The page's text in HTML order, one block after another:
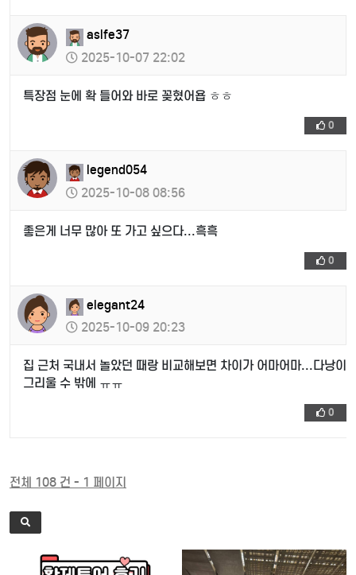
aslfe37
2025-10-07 22:02
특장점 눈에 확 들어와 바로 꽂혔어욥 ㅎㅎ
0
legend054
2025-10-08 08:56
좋은게 너무 많아 또 가고 싶으다...흑흑
0
elegant24
2025-10-09 20:23
집 근처 국내서 놀았던 때랑 비교해보면 차이가 어마어마...다낭이
그리울 수 밖에 ㅠㅠ
0
전체 108 건 - 1 페이지